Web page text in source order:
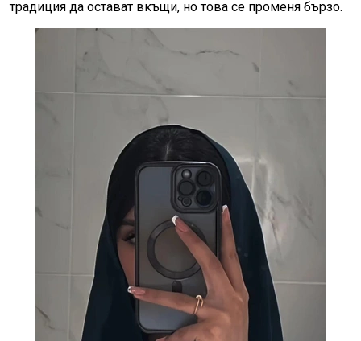
традиция да остават вкъщи, но това се променя бързо.